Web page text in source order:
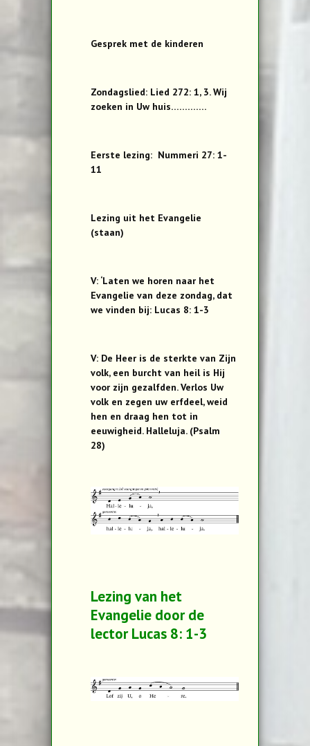
Gesprek met de kinderen
Zondagslied: Lied 272: 1, 3. Wij
zoeken in Uw huis………….
Eerste lezing: Nummeri 27: 1-
11
Lezing uit het Evangelie
(staan)
V: ‘Laten we horen naar het
Evangelie van deze zondag, dat
we vinden bij: Lucas 8: 1-3
V: De Heer is de sterkte van Zijn
volk, een burcht van heil is Hij
voor zijn gezalfden. Verlos Uw
volk en zegen uw erfdeel, weid
hen en draag hen tot in
eeuwigheid. Halleluja. (Psalm
28)
Lezing van het
Evangelie door de
lector Lucas 8: 1-3